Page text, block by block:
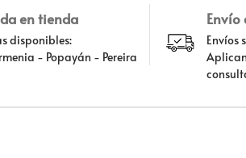
en tienda
disponibles:
- Popayán - Pereira
Envíos